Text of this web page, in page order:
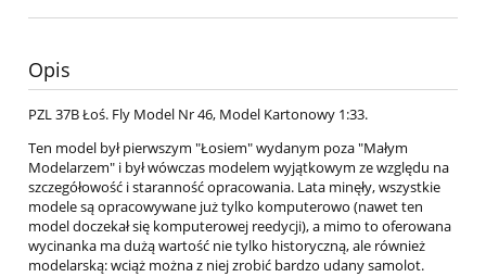
Opis
PZL 37B Łoś. Fly Model Nr 46, Model Kartonowy 1:33.
Ten model był pierwszym "Łosiem" wydanym poza "Małym
Modelarzem" i był wówczas modelem wyjątkowym ze względu na
szczegółowość i staranność opracowania. Lata minęły, wszystkie
modele są opracowywane już tylko komputerowo (nawet ten
model doczekał się komputerowej reedycji), a mimo to oferowana
wycinanka ma dużą wartość nie tylko historyczną, ale również
modelarską: wciąż można z niej zrobić bardzo udany samolot.